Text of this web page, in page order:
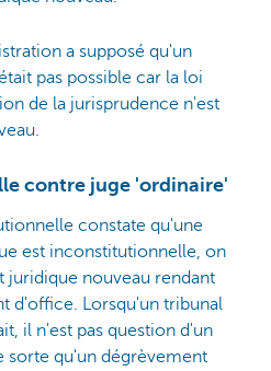
a supposé qu'un
pas possible car la loi
de la jurisprudence n'est
contre juge 'ordinaire'
constate qu'une
est inconstitutionnelle, on
juridique nouveau rendant
d'office. Lorsqu'un tribunal
il n'est pas question d'un
sorte qu'un dégrèvement